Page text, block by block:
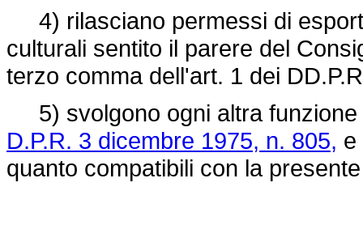
4) rilasciano permessi di
culturali sentito il parere del
terzo comma dell'art. 1 dei
5) svolgono ogni altra funzione
D.P.R. 3 dicembre 1975, n. 805, e
quanto compatibili con la